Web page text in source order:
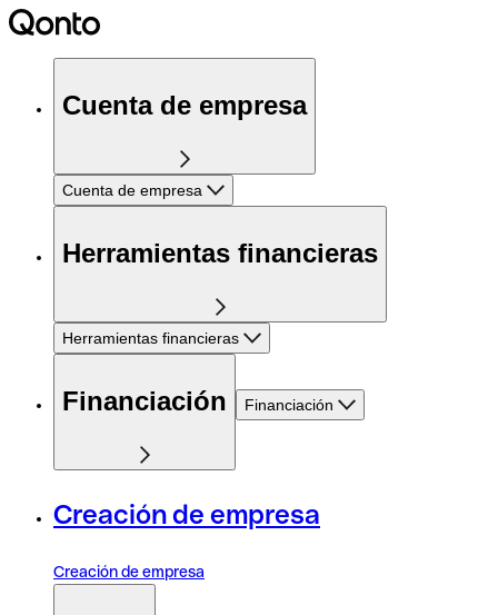
Cuenta de empresa
Cuenta de empresa
Herramientas financieras
Herramientas financieras
Financiación Financiación
Creación de empresa
Creación de empresa